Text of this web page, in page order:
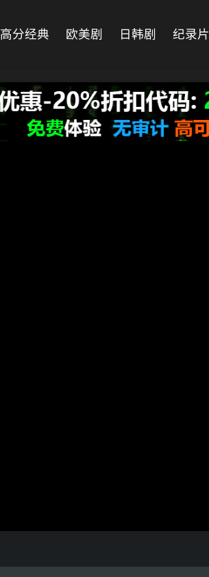
高分经典 欧美剧 日韩剧 纪录片